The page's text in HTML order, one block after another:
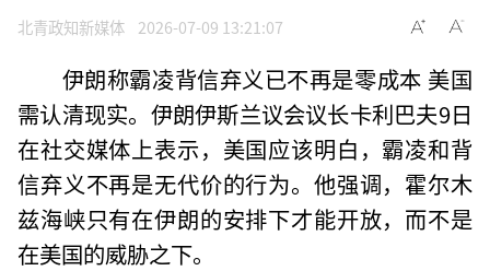
北青政知新媒体 2026-07-09 13:21:07
伊朗称霸凌背信弃义已不再是零成本 美国
需认清现实。伊朗伊斯兰议会议长卡利巴夫9日
在社交媒体上表示，美国应该明白，霸凌和背
信弃义不再是无代价的行为。他强调，霍尔木
兹海峡只有在伊朗的安排下才能开放，而不是
在美国的威胁之下。